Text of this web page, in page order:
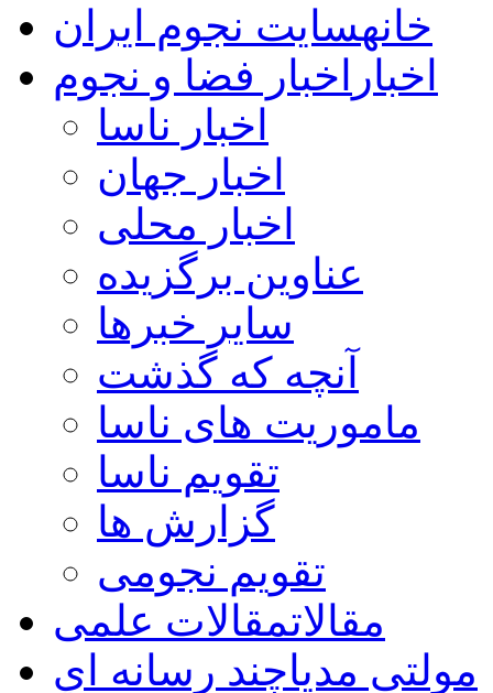
خانهسایت نجوم ایران
اخبار اخبار فضا و نجوم
اخبار ناسا
اخبار جهان
اخبار محلی
عناوین برگزیده
سایر خبرها
آنچه که گذشت
ماموریت های ناسا
تقویم ناسا
گزارش ها
تقویم نجومی
مقالاتمقالات علمی
مولتی مدیاچند رسانه اي